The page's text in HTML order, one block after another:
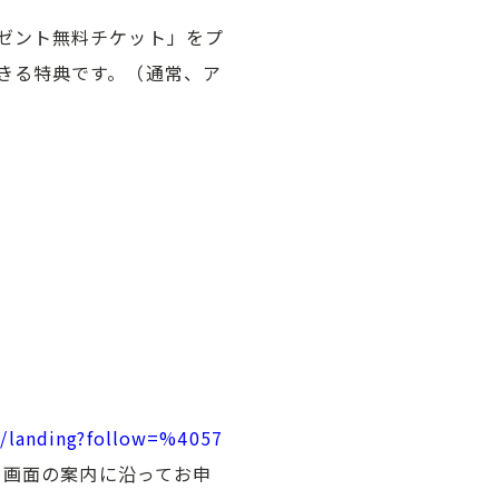
ント無料チケット」をプ
る特典です。（通常、ア
面の案内に沿ってお申